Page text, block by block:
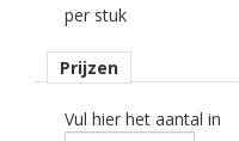
per stuk
Prijzen
Vul hier het aantal in